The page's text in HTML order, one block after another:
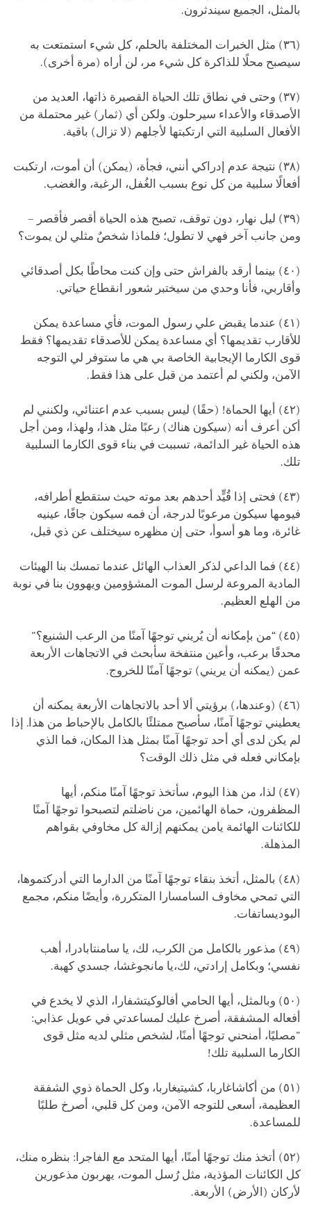
بالمثل، الجميع سيندثرون.
(٣٦) مثل الخبرات المختلفة بالحلم، كل شيء استمتعت به
سيصبح محلًا للذاكرة كل شيء مر، لن أراه (مرة أخرى).
(٣٧) وحتى في نطاق تلك الحياة القصيرة ذاتها، العديد من
الأصدقاء والأعداء سيرحلون. ولكن أي (ثمار) غير محتملة من
الأفعال السلبية التي ارتكبتها لأجلهم (لا تزال) باقية.
(٣٨) نتيجة عدم إدراكي أنني، فجأة، (يمكن) أن أموت، ارتكبت
أفعالًا سلبية من كل نوع بسبب الغُفل، الرغبة، والغضب.
(٣٩) ليل نهار، دون توقف، تصبح هذه الحياة أقصر فأقصر –
ومن جانب آخر فهي لا تطول؛ فلماذا شخصٌ مثلي لن يموت؟
(٤٠) بينما أرقد بالفراش حتى وإن كنت محاطًا بكل أصدقائي
وأقاربي، فأنا وحدي من سيختبر شعور انقطاع حياتي.
(٤١) عندما يقبض علي رسول الموت، فأي مساعدة يمكن
للأقارب تقديمها؟ أي مساعدة يمكن للأصدقاء تقديمها؟ فقط
قوى الكارما الإيجابية الخاصة بي هي ما ستوفر لي التوجه
الآمن، ولكني لم أعتمد من قبل على هذا فقط.
(٤٢) أيها الحماة! (حقًا) ليس بسبب عدم اعتنائي، ولكنني لم
أكن أعرف أنه (سيكون هناك) رعبًا مثل هذا، ولهذا، ومن أجل
هذه الحياة غير الدائمة، تسببت في بناء قوى الكارما السلبية
تلك.
(٤٣) فحتى إذا قُيٍّد أحدهم بعد موته حيث ستقطع أطرافه،
فيومها سيكون مرعوبًا لدرجة، أن فمه سيكون جافًا، عينيه
غائرة، وما هو أسوأ، حتى إن مظهره سيختلف عن ذي قبل،
(٤٤) فما الداعي لذكر العذاب الهائل عندما تمسك بنا الهيئات
المادية المروعة لرسل الموت المشؤومين ويهوون بنا في نوبة
من الهلع العظيم.
(٤٥) “من بإمكانه أن يُريني توجهًا آمنًا من الرعب الشنيع؟"
محدقًا برعب، وأعين منتفخة سأبحث في الاتجاهات الأربعة
عمن (يمكنه أن يريني) توجهًا آمنًا للخروج.
(٤٦) (وعندها،) برؤيتي ألا أحد بالاتجاهات الأربعة يمكنه أن
يعطيني توجهًا آمنًا، سأصبح ممتلئًا بالكامل بالإحباط من هذا. إذا
لم يكن لدى أي أحد توجهًا آمنًا بمثل هذا المكان، فما الذي
بإمكاني فعله في مثل ذلك الوقت؟
(٤٧) لذا، من هذا اليوم، سأتخذ توجهًا آمنًا منكم، أيها
المظفرون، حماة الهائمين، من ناضلتم لتصبحوا توجهًا آمنًا
للكائنات الهائمة يامن يمكنهم إزالة كل مخاوفي بقواهم
المذهلة.
(٤٨) بالمثل، أتخذ بنقاء توجهًا آمنًا من الدارما التي أدركتموها،
التي تمحي مخاوف السامسارا المتكررة، وأيضًا منكم، مجمع
البوديساتفات.
(٤٩) مذعور بالكامل من الكرب، لك، يا سامنتابادرا، أهب
نفسي؛ وبكامل إرادتي، لك،يا مانجوغشا، جسدي كهبة.
(٥٠) وبالمثل، أيها الحامي أفالوكيتشفارا، الذي لا يخدع في
أفعاله المشفقة، أصرخ عليك لمساعدتي في عويل عذابي:
"مصليًا، أمنحني توجهًا أمنًا، لشخص مثلي لديه مثل قوى
الكارما السلبية تلك!
(٥١) من أكاشاغاربا، كشيتيغاربا، وكل الحماة ذوي الشفقة
العظيمة، أسعى للتوجه الآمن، ومن كل قلبي، أصرخ طلبًا
للمساعدة.
(٥٢) أتخذ منك توجهًا أمنًا، أيها المتحد مع الفاجرا: بنظره منك،
كل الكائنات المؤذية، مثل رُسل الموت، يهربون مذعورين
لأركان (الأرض) الأربعة.